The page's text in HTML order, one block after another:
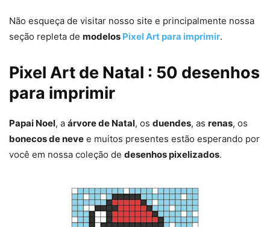
Não esqueça de visitar nosso site e principalmente nossa
seção repleta de modelos Pixel Art para imprimir.
Pixel Art de Natal : 50 desenhos
para imprimir
Papai Noel, a árvore de Natal, os duendes, as renas, os
bonecos de neve e muitos presentes estão esperando por
você em nossa coleção de desenhos pixelizados.